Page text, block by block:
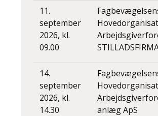
11.
september
2026, kl.
09.00
14.
september
2026, kl.
14.30
anlæg ApS